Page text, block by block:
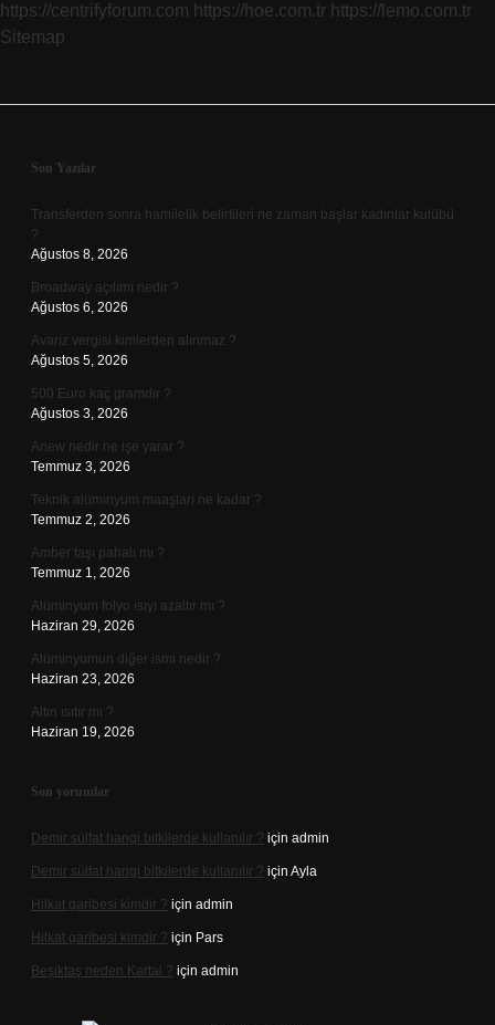
https://centrifyforum.com https://hoe.com.tr https://lemo.com.tr
Sitemap
Sidebar
Son Yazılar
Transferden sonra hamilelik belirtileri ne zaman başlar kadınlar kulübü
?
Ağustos 8, 2026
Broadway açılımı nedir ?
Ağustos 6, 2026
Avarız vergisi kimlerden alınmaz ?
Ağustos 5, 2026
500 Euro kaç gramdır ?
Ağustos 3, 2026
Anew nedir ne işe yarar ?
Temmuz 3, 2026
Teknik alüminyum maaşları ne kadar ?
Temmuz 2, 2026
Amber taşı pahalı mı ?
Temmuz 1, 2026
Alüminyum folyo ısıyı azaltır mı ?
Haziran 29, 2026
Alüminyumun diğer ismi nedir ?
Haziran 23, 2026
Altın ısıtır mı ?
Haziran 19, 2026
Son yorumlar
Demir sülfat hangi bitkilerde kullanılır ? için admin
Demir sülfat hangi bitkilerde kullanılır ? için Ayla
Hilkat garibesi kimdir ? için admin
Hilkat garibesi kimdir ? için Pars
Beşiktaş neden Kartal ? için admin